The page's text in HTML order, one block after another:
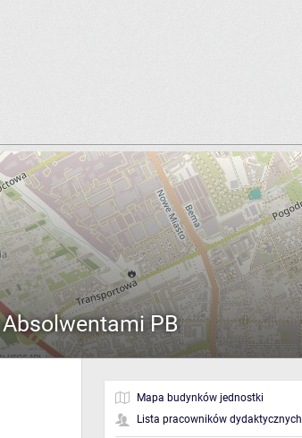
PB
Mapa budynków jednostki
Lista pracowników dydaktycznych